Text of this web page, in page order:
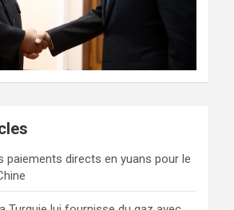
paiements directs en yuans pour le